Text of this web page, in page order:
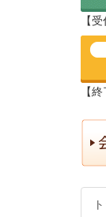
【
【